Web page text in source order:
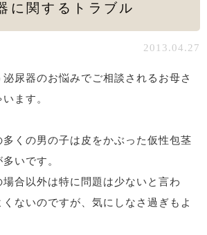
に関するトラブル
2013.04.27
尿器のお悩みでご相談されるお母さ
ます。
多くの男の子は皮をかぶった仮性包茎
いです。
合以外は特に問題は少ないと言わ
ないのですが、気にしなさ過ぎもよ